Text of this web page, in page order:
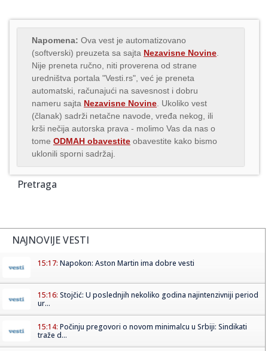
Napomena: Ova vest je automatizovano
(softverski) preuzeta sa sajta Nezavisne Novine
Nije preneta ručno, niti proverena od strane
uredništva portala "Vesti.rs", već je preneta
automatski, računajući na savesnost i dobru
nameru sajta Nezavisne Novine . Ukoliko vest
(članak) sadrži netačne navode, vređa nekog, ili
krši nečija autorska prava - molimo Vas da nas o
tome ODMAH obavestite obavestite kako bismo
uklonili sporni sadržaj.
Pretraga
NAJNOVIJE VESTI
15:17: Napokon: Aston Martin ima dobre vesti
15:16: Stojčić: U poslednjih nekoliko godina najintenzivniji period
ur...
15:14: Počinju pregovori o novom minimalcu u Srbiji: Sindikati
traže d...